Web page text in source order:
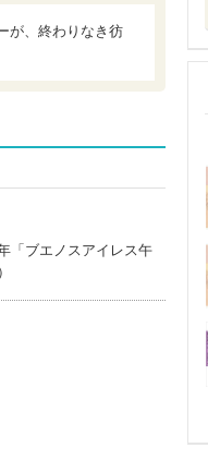
が、終わりなき彷
「ブエノスアイレス午